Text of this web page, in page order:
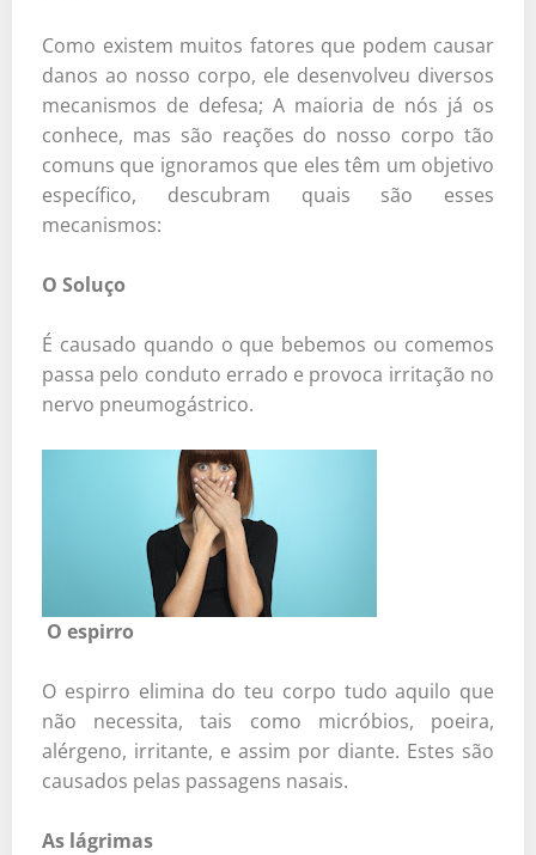
Como existem muitos fatores que podem causar
danos ao nosso corpo, ele desenvolveu diversos
mecanismos de defesa; A maioria de nós já os
conhece, mas são reações do nosso corpo tão
comuns que ignoramos que eles têm um objetivo
específico, descubram quais são esses
mecanismos:
O Soluço
É causado quando o que bebemos ou comemos
passa pelo conduto errado e provoca irritação no
nervo pneumogástrico.
O espirro
O espirro elimina do teu corpo tudo aquilo que
não necessita, tais como micróbios, poeira,
alérgeno, irritante, e assim por diante. Estes são
causados pelas passagens nasais.
As lágrimas